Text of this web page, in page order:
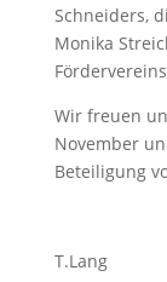
Schneiders,
Monika
Wir freuen
November
Beteiligung
T.Lang